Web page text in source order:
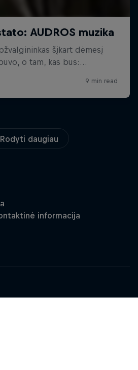
Rodyti daugiau